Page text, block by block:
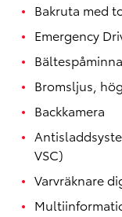
Bakruta med
Emergency
Bromsljus,
Backkamera
VSC)
Varvräknare